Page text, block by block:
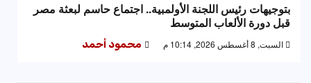
بتوجيهات رئيس اللجنة الأولمبية.. اجتماع حاسم لبعثة مصر
قبل دورة الألعاب المتوسط
السبت, 8 أغسطس 2026, 10:14 م محمود أحمد